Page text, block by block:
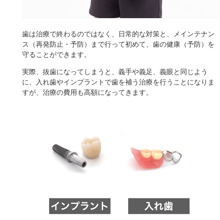
歯は治療で終わるのではなく、日常的な対策と、メインテナン
ス（再発防止・予防）まで行って初めて、歯の健康（予防）を
守ることができます。
実際、抜歯になってしまうと、義手や義足、義眼と同じよう
に、入れ歯やインプラントで歯を補う治療を行うことになりま
すが、治療の費用も高額になってきます。